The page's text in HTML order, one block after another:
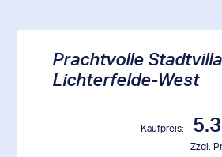
Kaufpreis:
Zzgl.
Prachtvolle
Lichterfelde-West